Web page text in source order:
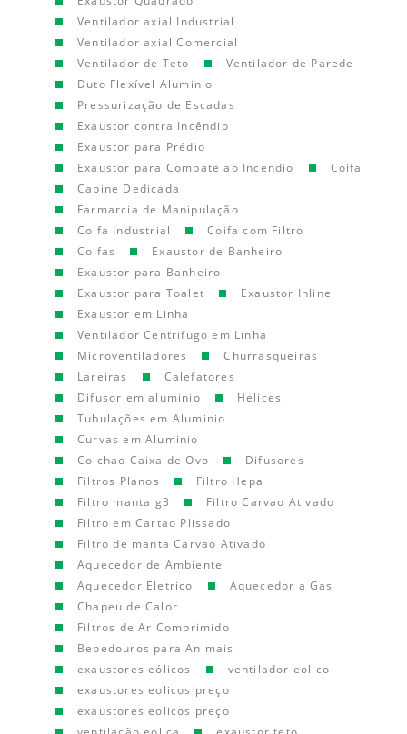
Ventilador axial Industrial
Ventilador axial Comercial
Ventilador de Teto
Ventilador de Parede
Duto Flexível Aluminio
Pressurização de Escadas
Exaustor contra Incêndio
Exaustor para Prédio
Exaustor para Combate ao Incendio
Coifa
Cabine Dedicada
Farmarcia de Manipulação
Coifa Industrial
Coifa com Filtro
Coifas
Exaustor de Banheiro
Exaustor para Banheiro
Exaustor para Toalet
Exaustor Inline
Exaustor em Linha
Ventilador Centrifugo em Linha
Microventiladores
Churrasqueiras
Lareiras
Calefatores
Difusor em aluminio
Helices
Tubulações em Aluminio
Curvas em Aluminio
Colchao Caixa de Ovo
Difusores
Filtros Planos
Filtro Hepa
Filtro manta g3
Filtro Carvao Ativado
Filtro em Cartao Plissado
Filtro de manta Carvao Ativado
Aquecedor de Ambiente
Aquecedor Eletrico
Aquecedor a Gas
Chapeu de Calor
Filtros de Ar Comprimido
Bebedouros para Animais
exaustores eólicos
ventilador eolico
exaustores eolicos preço
exaustores eolicos preço